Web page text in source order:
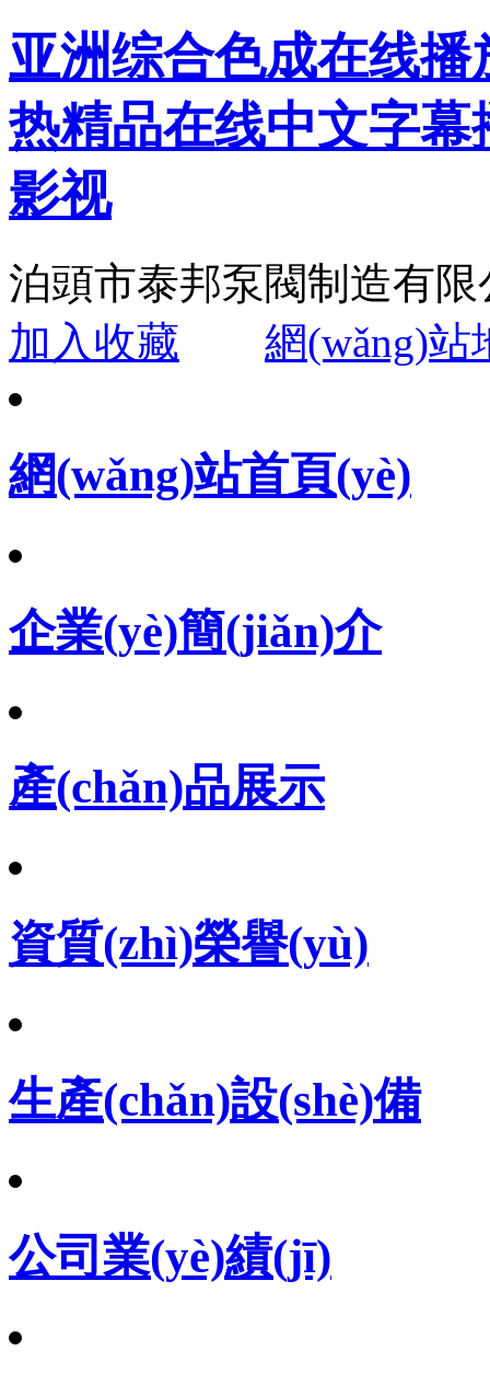
亚洲综合色成在线
热精品在线中文字
影视
泊頭市泰邦泵閥制造有限
加入收藏
網(wǎng)站
網(wǎng)站首頁(yè)
企業(yè)簡(jiǎn)介
產(chǎn)品展示
資質(zhì)榮譽(yù)
生產(chǎn)設(shè)備
公司業(yè)績(jī)